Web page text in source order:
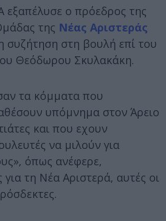
εξαπέλυσε ο πρόεδρος της
της Νέας Αριστεράς
συζήτηση στη βουλή επί του
Θεόδωρου Σκυλακάκη.
τα κόμματα που
υπόμνημα στον Άρειο
και που εχουν
να μιλούν για
όπως ανέφερε,
τη Νέα Αριστερά, αυτές οι